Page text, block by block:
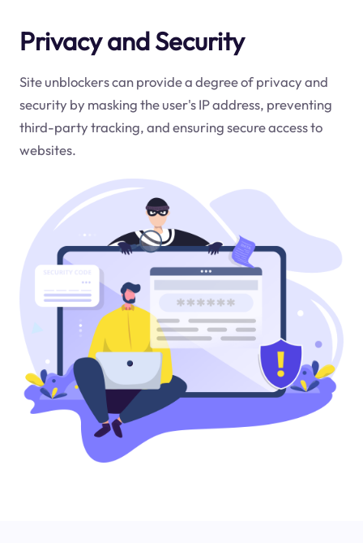
Privacy and Security
Site unblockers can provide a degree of privacy and
security by masking the user's IP address, preventing
third-party tracking, and ensuring secure access to
websites.